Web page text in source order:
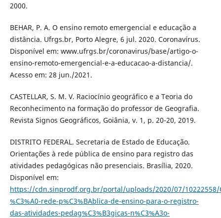
2000.
BEHAR, P. A. O ensino remoto emergencial e educação a
distância. Ufrgs.br, Porto Alegre, 6 jul. 2020. Coronavírus.
Disponível em: www.ufrgs.br/coronavirus/base/artigo-o-
ensino-remoto-emergencial-e-a-educacao-a-distancia/.
Acesso em: 28 jun./2021.
CASTELLAR, S. M. V. Raciocínio geográfico e a Teoria do
Reconhecimento na formação do professor de Geografia.
Revista Signos Geográficos, Goiânia, v. 1, p. 20-20, 2019.
DISTRITO FEDERAL. Secretaria de Estado de Educação.
Orientações à rede pública de ensino para registro das
atividades pedagógicas não presenciais. Brasília, 2020.
Disponível em:
https://cdn.sinprodf.org.br/portal/uploads/2020/07/10222558/
%C3%A0-rede-p%C3%BAblica-de-ensino-para-o-registro-
das-atividades-pedag%C3%B3gicas-n%C3%A3o-